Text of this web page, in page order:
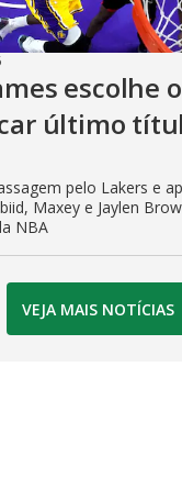
escolhe
último
pelo Lakers e
Maxey e Jaylen
NBA
VEJA MAIS NOTÍCIAS